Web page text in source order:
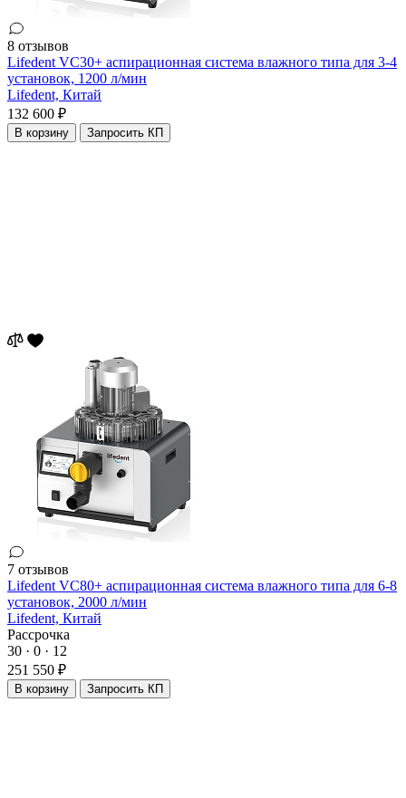
8 отзывов
Lifedent VC30+ аспирационная система влажного типа для 3-4
установок, 1200 л/мин
Lifedent, Китай
132 600 ₽
В корзину Запросить КП
7 отзывов
Lifedent VC80+ аспирационная система влажного типа для 6-8
установок, 2000 л/мин
Lifedent, Китай
Рассрочка
30 · 0 · 12
251 550 ₽
В корзину Запросить КП